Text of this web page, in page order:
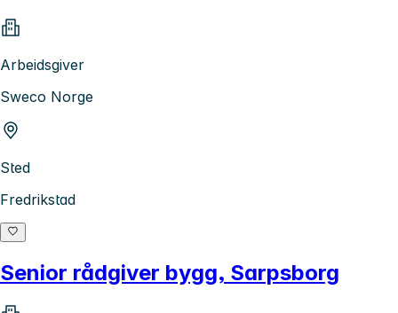
Arbeidsgiver
Sweco Norge
Sted
Fredrikstad
Senior rådgiver bygg, Sarpsborg